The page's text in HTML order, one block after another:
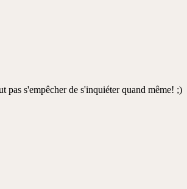
s'empêcher de s'inquiéter quand même! ;)